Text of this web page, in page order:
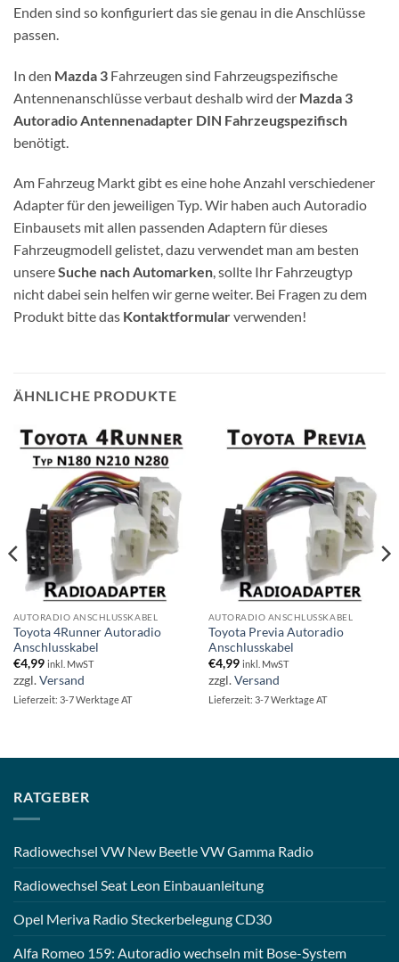
Enden sind so konfiguriert das sie genau in die Anschlüsse
passen.
In den Mazda 3 Fahrzeugen sind Fahrzeugspezifische
Antennenanschlüsse verbaut deshalb wird der Mazda 3
Autoradio Antennenadapter DIN Fahrzeugspezifisch
benötigt.
Am Fahrzeug Markt gibt es eine hohe Anzahl verschiedener
Adapter für den jeweiligen Typ. Wir haben auch Autoradio
Einbausets mit allen passenden Adaptern für dieses
Fahrzeugmodell gelistet, dazu verwendet man am besten
unsereSuche nach Automarken, sollte Ihr Fahrzeugtyp
nicht dabei sein helfen wir gerne weiter. Bei Fragen zu dem
Produkt bitte das Kontaktformularverwenden!
ÄHNLICHE PRODUKTE
AUTORADIO ANSCHLUSSKABEL
Toyota 4Runner Autoradio
Anschlusskabel
€4,99 inkl. MwST
zzgl.Versand
Lieferzeit: 3-7 Werktage AT
AUTORADIO ANSCHLUSSKABEL
Toyota Previa Autoradio
Anschlusskabel
€4,99 inkl. MwST
zzgl.Versand
Lieferzeit: 3-7 Werktage AT
RATGEBER
Radiowechsel VW New Beetle VW Gamma Radio
Radiowechsel Seat Leon Einbauanleitung
Opel Meriva Radio Steckerbelegung CD30
Alfa Romeo 159: Autoradio wechseln mit Bose-System